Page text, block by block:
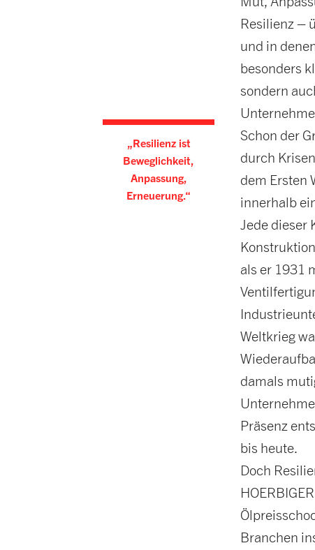
„Resilienz ist
Beweglichkeit,
Anpassung,
Erneuerung.“
Resilienz –
und in
besonders
sondern
Schon der
durch
dem Ersten
innerhalb
Jede dieser
als er 1931
Weltkrieg
damals
Präsenz
bis heute.
Doch
Branchen